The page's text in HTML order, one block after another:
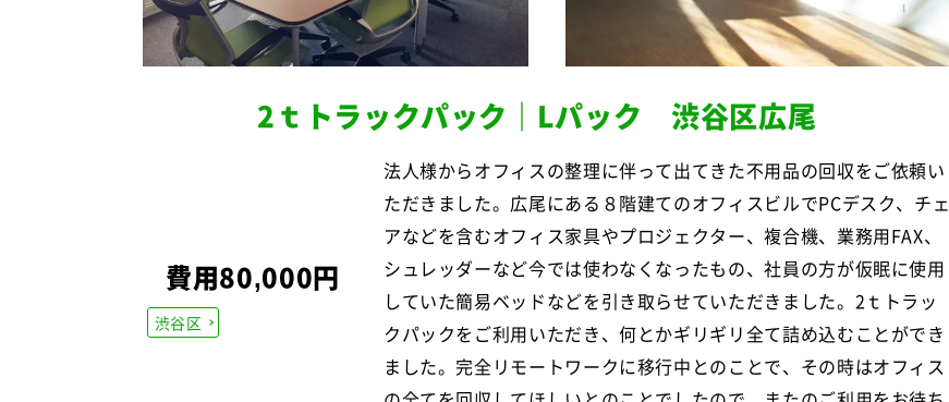
2ｔトラックパック｜Lパック 渋谷区広尾
費用80,000円
渋谷区
法人様からオフィスの整理に伴って出てきた不用品の回収をご依頼い
ただきました。広尾にある８階建てのオフィスビルでPCデスク、チェ
アなどを含むオフィス家具やプロジェクター、複合機、業務用FAX、
シュレッダーなど今では使わなくなったもの、社員の方が仮眠に使用
していた簡易ベッドなどを引き取らせていただきました。2ｔトラッ
クパックをご利用いただき、何とかギリギリ全て詰め込むことができ
ました。完全リモートワークに移行中とのことで、その時はオフィス